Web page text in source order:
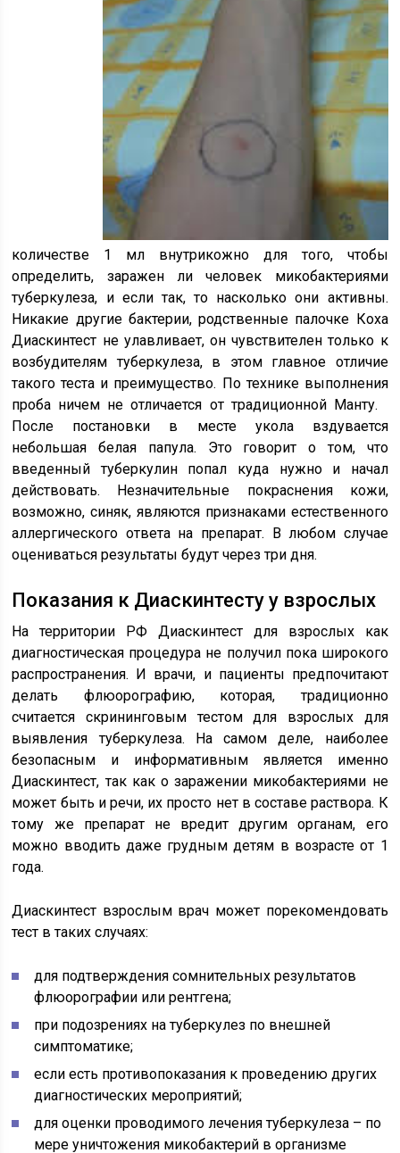
количестве 1 мл внутрикожно для того, чтобы
определить, заражен ли человек микобактериями
туберкулеза, и если так, то насколько они активны.
Никакие другие бактерии, родственные палочке Коха
Диаскинтест не улавливает, он чувствителен только к
возбудителям туберкулеза, в этом главное отличие
такого теста и преимущество. По технике выполнения
проба ничем не отличается от традиционной Манту.
После постановки в месте укола вздувается
небольшая белая папула. Это говорит о том, что
введенный туберкулин попал куда нужно и начал
действовать. Незначительные покраснения кожи,
возможно, синяк, являются признаками естественного
аллергического ответа на препарат. В любом случае
оцениваться результаты будут через три дня.
Показания к Диаскинтесту у взрослых
На территории РФ Диаскинтест для взрослых как
диагностическая процедура не получил пока широкого
распространения. И врачи, и пациенты предпочитают
делать флюорографию, которая, традиционно
считается скрининговым тестом для взрослых для
выявления туберкулеза. На самом деле, наиболее
безопасным и информативным является именно
Диаскинтест, так как о заражении микобактериями не
может быть и речи, их просто нет в составе раствора. К
тому же препарат не вредит другим органам, его
можно вводить даже грудным детям в возрасте от 1
года.
Диаскинтест взрослым врач может порекомендовать
тест в таких случаях:
для подтверждения сомнительных результатов
флюорографии или рентгена;
при подозрениях на туберкулез по внешней
симптоматике;
если есть противопоказания к проведению других
диагностических мероприятий;
для оценки проводимого лечения туберкулеза – по
мере уничтожения микобактерий в организме